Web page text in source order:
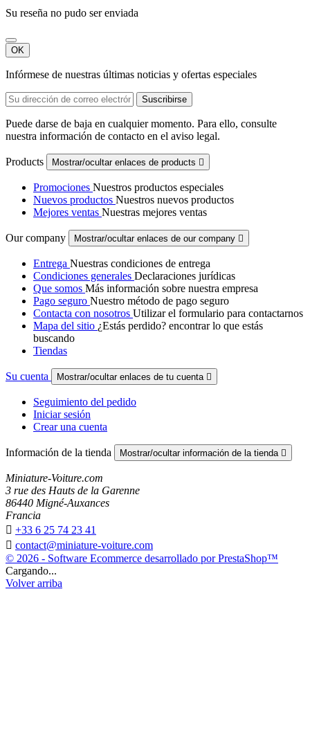
Su reseña no pudo ser enviada
OK
Infórmese de nuestras últimas noticias y ofertas especiales
Puede darse de baja en cualquier momento. Para ello, consulte
nuestra información de contacto en el aviso legal.
Products Mostrar/ocultar enlaces de products 
Promociones Nuestros productos especiales
Nuevos productos Nuestros nuevos productos
Mejores ventas Nuestras mejores ventas
Our company Mostrar/ocultar enlaces de our company 
Entrega Nuestras condiciones de entrega
Condiciones generales Declaraciones jurídicas
Que somos Más información sobre nuestra empresa
Pago seguro Nuestro método de pago seguro
Contacta con nosotros Utilizar el formulario para contactarnos
Mapa del sitio ¿Estás perdido? encontrar lo que estás
buscando
Tiendas
Su cuenta Mostrar/ocultar enlaces de tu cuenta 
Seguimiento del pedido
Iniciar sesión
Crear una cuenta
Información de la tienda Mostrar/ocultar información de la tienda 
Miniature-Voiture.com
3 rue des Hauts de la Garenne
86440 Migné-Auxances
Francia
 +33 6 25 74 23 41
 contact@miniature-voiture.com
© 2026 - Software Ecommerce desarrollado por PrestaShop™
Cargando...
Volver arriba